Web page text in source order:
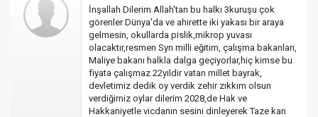
İnşallah Dilerim Allah'tan bu halkı 3kuruşu çok
görenler Dünya'da ve ahirette iki yakası bir araya
gelmesin, okullarda pislik,mikrop yuvası
olacaktır,resmen Syn milli eğitim, çalışma bakanları,
Maliye bakanı halkla dalga geçiyorlar,hiç kimse bu
fiyata çalışmaz 22yildir vatan millet bayrak,
devletimiz dedik oy verdik zehir zıkkım olsun
verdiğimiz oylar dilerim 2028,de Hak ve
Hakkaniyetle vicdanın sesini dinleyerek Taze kan